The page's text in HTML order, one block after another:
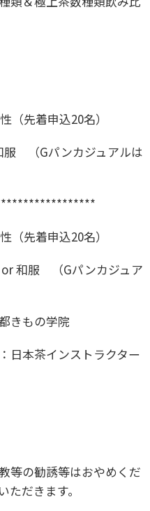
（先着申込20名）
（Gパンカジュアルは
先着申込20名）
和服 （Gパンカジュア
きもの学院
日本茶インストラクター
等の勧誘等はおやめくだ
だきます。